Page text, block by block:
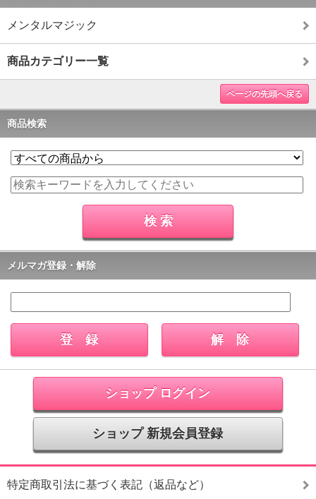
メンタルマジック
商品カテゴリー一覧
ページの先頭へ戻る
商品検索
メルマガ登録・解除
ショップ ログイン
ショップ 新規会員登録
特定商取引法に基づく表記（返品など）